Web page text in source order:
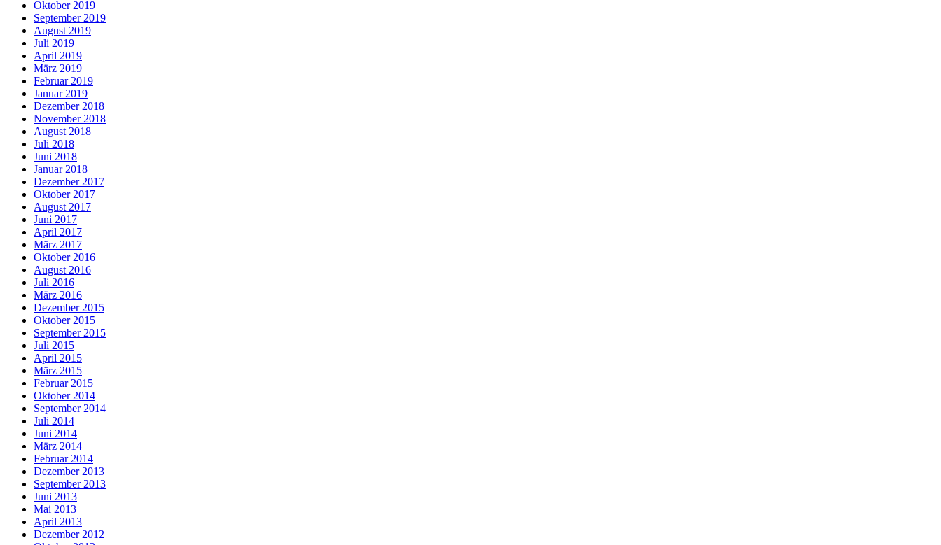
Oktober 2019
September 2019
August 2019
Juli 2019
April 2019
März 2019
Februar 2019
Januar 2019
Dezember 2018
November 2018
August 2018
Juli 2018
Juni 2018
Januar 2018
Dezember 2017
Oktober 2017
August 2017
Juni 2017
April 2017
März 2017
Oktober 2016
August 2016
Juli 2016
März 2016
Dezember 2015
Oktober 2015
September 2015
Juli 2015
April 2015
März 2015
Februar 2015
Oktober 2014
September 2014
Juli 2014
Juni 2014
März 2014
Februar 2014
Dezember 2013
September 2013
Juni 2013
Mai 2013
April 2013
Dezember 2012